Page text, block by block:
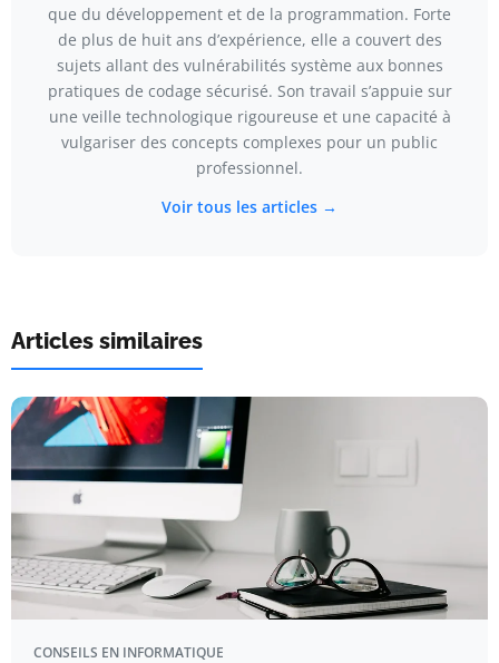
que du développement et de la programmation. Forte
de plus de huit ans d’expérience, elle a couvert des
sujets allant des vulnérabilités système aux bonnes
pratiques de codage sécurisé. Son travail s’appuie sur
une veille technologique rigoureuse et une capacité à
vulgariser des concepts complexes pour un public
professionnel.
Voir tous les articles →
Articles similaires
CONSEILS EN INFORMATIQUE